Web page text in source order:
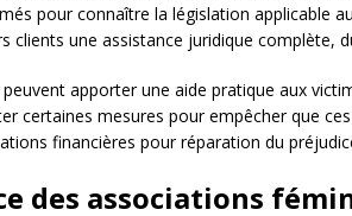
pour connaître la législation applicable
clients une assistance juridique complète,
apporter une aide pratique aux
certaines mesures pour empêcher que
financières pour réparation du
des associations